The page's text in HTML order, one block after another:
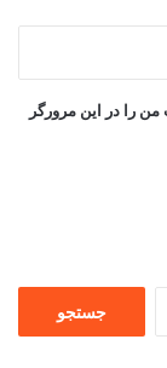
را در این مرورگر